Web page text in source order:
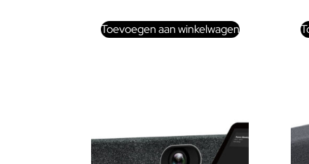
Toevoegen aan winkelwagen